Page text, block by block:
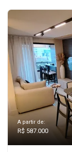
A partir de:
R$ 587.000